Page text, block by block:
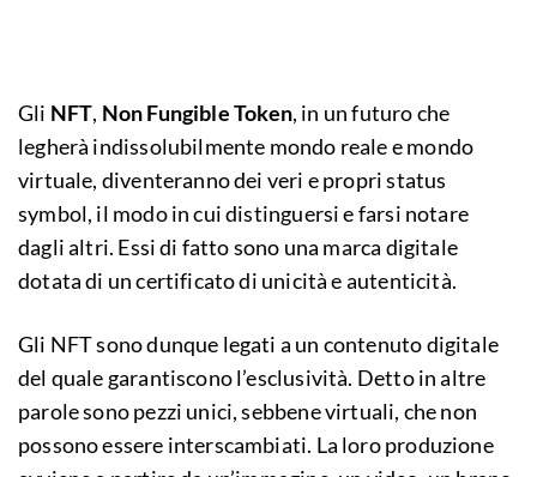
Gli NFT, Non Fungible Token, in un futuro che
legherà indissolubilmente mondo reale e mondo
virtuale, diventeranno dei veri e propri status
symbol, il modo in cui distinguersi e farsi notare
dagli altri. Essi di fatto sono una marca digitale
dotata di un certificato di unicità e autenticità.
Gli NFT sono dunque legati a un contenuto digitale
del quale garantiscono l’esclusività. Detto in altre
parole sono pezzi unici, sebbene virtuali, che non
possono essere interscambiati. La loro produzione